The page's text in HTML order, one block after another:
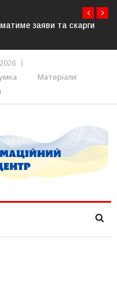
В Угорщині
Матеріали